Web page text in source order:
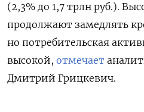
(2,3% до 1,7 трлн руб.).
продолжают замедлять
но потребительская
высокой, отмечает
Дмитрий Грицкевич.